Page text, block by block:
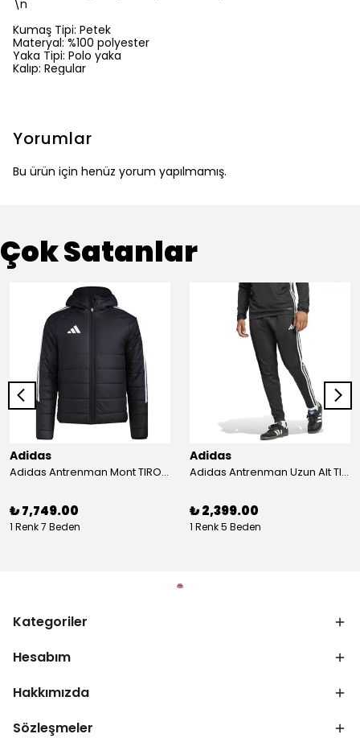
\n
Kumaş Tipi: Petek
Materyal: %100 polyester
Yaka Tipi: Polo yaka
Kalıp: Regular
Yorumlar
Bu ürün için henüz yorum yapılmamış.
Çok Satanlar
Adidas
Adidas Antrenman Mont TIRO24 WINT JKT IJ7388
₺ 7,749.00
1 Renk 7 Beden
Adidas
Adidas Antrenman Uzun Alt TIRO ES PNT JD0442
₺ 2,399.00
1 Renk 5 Beden
Kategoriler
Hesabım
Hakkımızda
Sözleşmeler